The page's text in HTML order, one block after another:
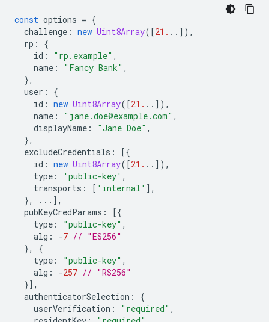
const options = {
challenge : new Uint8Array([21. ..]),
rp :
{
id : "rp.example" ,
name : "Fancy Bank" ,
},
user :
{
id : new Uint8Array([21. ..]),
name : "jane.doe@example.com" ,
displayName : "Jane Doe" ,
},
excludeCredentials :
[{
id : new Uint8Array([21. ..]),
type : 'public-key' ,
transports : [ 'internal' ],
},
...],
pubKeyCredParams :
[{
type : "public-key" ,
alg : -7 // "ES256"
},
{
type : "public-key" ,
alg : -257 // "RS256"
}],
authenticatorSelection :
{
userVerification : "required" ,